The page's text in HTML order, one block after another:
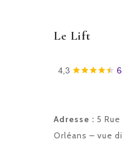
Le Lift
Adresse : 5
Orléans – vue